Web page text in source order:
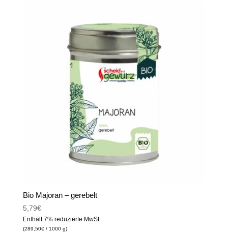
Bio Majoran – gerebelt
5,79€
Enthält 7% reduzierte MwSt.
(289,50€/ 1000 g)